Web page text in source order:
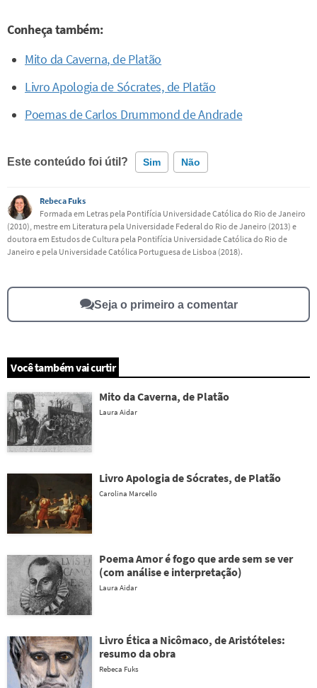
Conheça também:
Mito da Caverna, de Platão
Livro Apologia de Sócrates, de Platão
Poemas de Carlos Drummond de Andrade
Este conteúdo foi útil? Sim Não
Este conteúdo contém informação incorreta
Este conteúdo não tem a informação que procuro
Rebeca Fuks
Formada em Letras pela Pontifícia Universidade Católica do Rio de Janeiro
(2010), mestre em Literatura pela Universidade Federal do Rio de Janeiro (2013) e
doutora em Estudos de Cultura pela Pontifícia Universidade Católica do Rio de
Janeiro e pela Universidade Católica Portuguesa de Lisboa (2018).
Seja o primeiro a comentar
Você também vai curtir
Mito da Caverna, de Platão
Laura Aidar
Livro Apologia de Sócrates, de Platão
Carolina Marcello
Poema Amor é fogo que arde sem se ver
(com análise e interpretação)
Laura Aidar
Livro Ética a Nicômaco, de Aristóteles:
resumo da obra
Rebeca Fuks